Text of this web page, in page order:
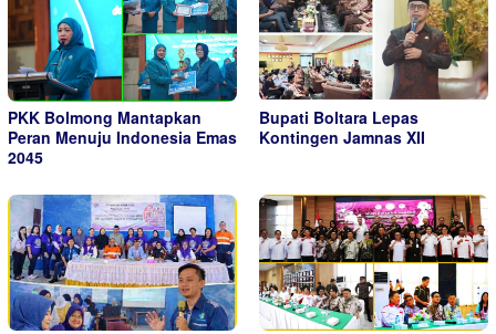
PKK Bolmong Mantapkan
Peran Menuju Indonesia Emas
2045
Bupati Boltara Lepas
Kontingen Jamnas XII